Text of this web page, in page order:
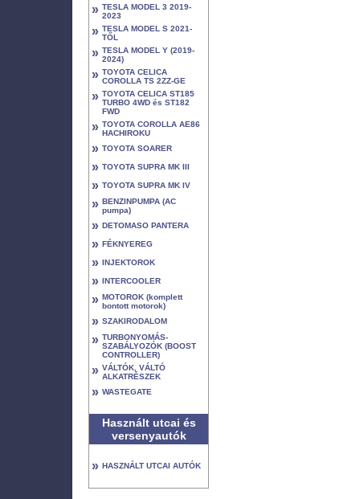
» TESLA MODEL 3 2019-
2023
» TESLA MODEL S 2021-
TŐL
» TESLA MODEL Y (2019-
2024)
» TOYOTA CELICA
COROLLA TS 2ZZ-GE
» TOYOTA CELICA ST185
TURBO 4WD és ST182
FWD
» TOYOTA COROLLA AE86
HACHIROKU
» TOYOTA SOARER
» TOYOTA SUPRA MK III
» TOYOTA SUPRA MK IV
» BENZINPUMPA (AC
pumpa)
» DETOMASO PANTERA
» FÉKNYEREG
» INJEKTOROK
» INTERCOOLER
» MOTOROK (komplett
bontott motorok)
» SZAKIRODALOM
» TURBONYOMÁS-
SZABÁLYOZÓK (BOOST
CONTROLLER)
» VÁLTÓK, VÁLTÓ
ALKATRÉSZEK
» WASTEGATE
Használt utcai és
versenyautók
» HASZNÁLT UTCAI AUTÓK